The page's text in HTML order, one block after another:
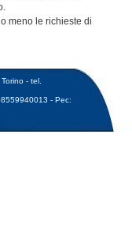
meno le richieste di
- tel.
- Pec: